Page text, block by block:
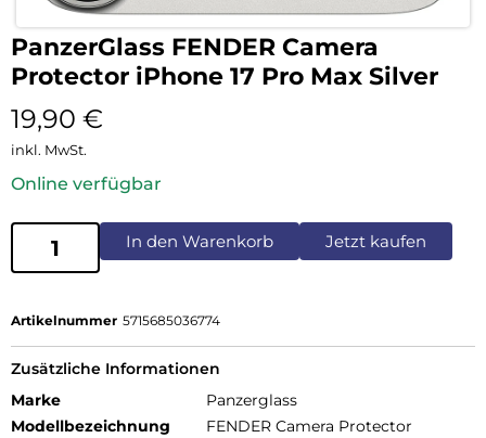
PanzerGlass FENDER Camera
Protector iPhone 17 Pro Max Silver
19,90 €
inkl. MwSt.
Online verfügbar
In den Warenkorb Jetzt kaufen
Artikelnummer 5715685036774
Zusätzliche Informationen
Marke
Panzerglass
Modellbezeichnung
FENDER Camera Protector